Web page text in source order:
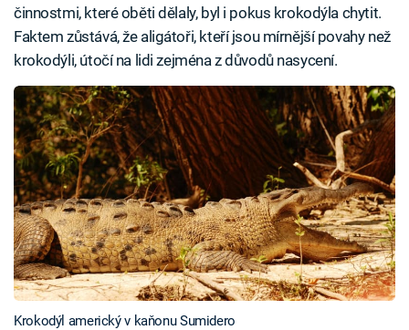
činnostmi, které oběti dělaly, byl i pokus krokodýla chytit.
Faktem zůstává, že aligátoři, kteří jsou mírnější povahy než
krokodýli, útočí na lidi zejména z důvodů nasycení.
Krokodýl americký v kaňonu Sumidero